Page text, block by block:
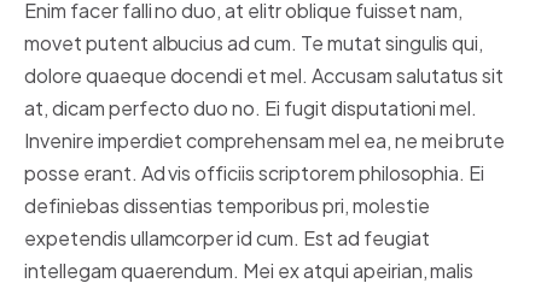
Enim facer falli no duo, at elitr oblique fuisset nam,
movet putent albucius ad cum. Te mutat singulis qui,
dolore quaeque docendi et mel. Accusam salutatus sit
at, dicam perfecto duo no. Ei fugit disputationi mel.
Invenire imperdiet comprehensam mel ea, ne mei brute
posse erant. Ad vis officiis scriptorem philosophia. Ei
definiebas dissentias temporibus pri, molestie
expetendis ullamcorper id cum. Est ad feugiat
intellegam quaerendum. Mei ex atqui apeirian, malis